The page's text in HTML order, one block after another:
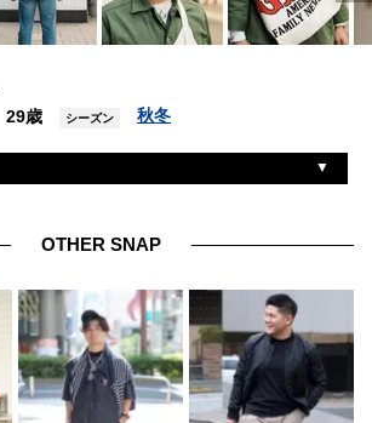
29歳 シーズン 秋冬
OTHER SNAP